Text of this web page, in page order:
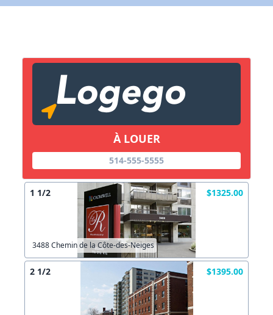
À LOUER
514-555-5555
1 1/2 $1325.00
3488 Chemin de la Côte-des-Neiges
2 1/2 $1395.00
Lien vers inscription (sera inclus dans courriel)
Copier lien
X Fermer Envoyez